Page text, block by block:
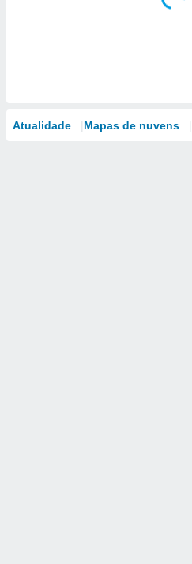
Atualidade Mapas de nuvens